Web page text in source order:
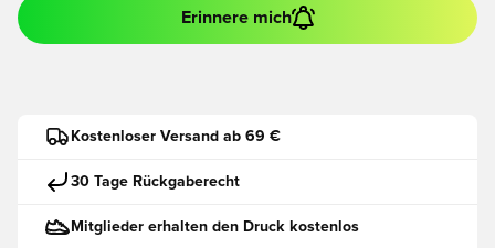
Erinnere mich
Kostenloser Versand ab 69 €
30 Tage Rückgaberecht
Mitglieder erhalten den Druck kostenlos